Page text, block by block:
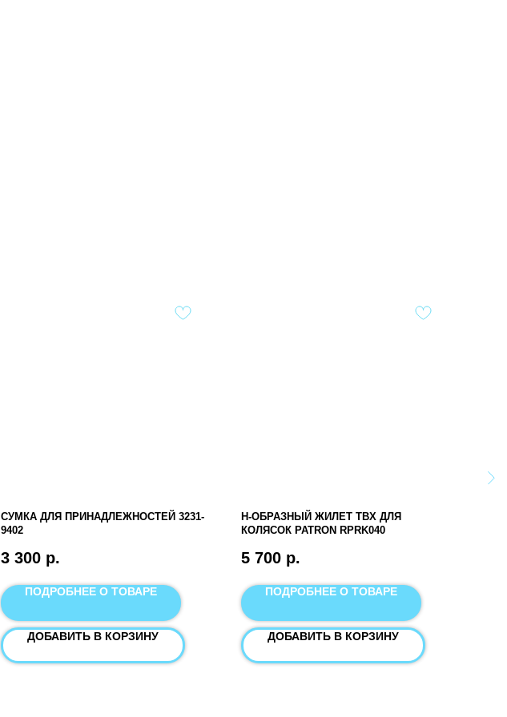
СУМКА ДЛЯ ПРИНАДЛЕЖНОСТЕЙ 3231-
9402
3 300 р.
ПОДРОБНЕЕ О ТОВАРЕ
ДОБАВИТЬ В КОРЗИНУ
Н-ОБРАЗНЫЙ ЖИЛЕТ TBX ДЛЯ
КОЛЯСОК PATRON RPRK040
5 700 р.
ПОДРОБНЕЕ О ТОВАРЕ
ДОБАВИТЬ В КОРЗИНУ